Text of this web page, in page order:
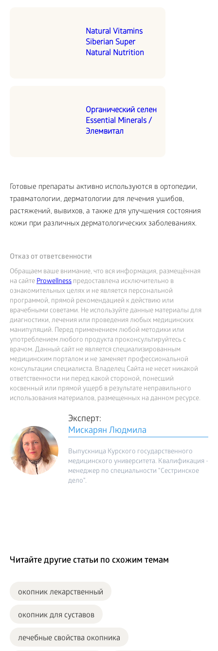
Natural Vitamins
Siberian Super
Natural Nutrition
Органический селен
Essential Minerals /
Элемвитал
Готовые препараты активно используются в ортопедии,
травматологии, дерматологии для лечения ушибов,
растяжений, вывихов, а также для улучшения состояния
кожи при различных дерматологических заболеваниях.
Отказ от ответсвенности
Обращаем ваше внимание, что вся информация, размещённая
на сайтеProwellness предоставлена исключительно в
ознакомительных целях и не является персональной
программой, прямой рекомендацией к действию или
врачебными советами. Не используйте данные материалы для
диагностики, лечения или проведения любых медицинских
манипуляций. Перед применением любой методики или
употреблением любого продукта проконсультируйтесь с
врачом. Данный сайт не является специализированным
медицинским порталом и не заменяет профессиональной
консультации специалиста. Владелец Сайта не несет никакой
ответственности ни перед какой стороной, понесший
косвенный или прямой ущерб в результате неправильного
использования материалов, размещенных на данном ресурсе.
Эксперт:
Мискарян Людмила
Выпускница Курского государственного
медицинского университета. Квалификация -
менеджер по специальности "Сестринское
дело".
Читайте другие статьи по схожим темам
окопник лекарственный
окопник для суставов
лечебные свойства окопника